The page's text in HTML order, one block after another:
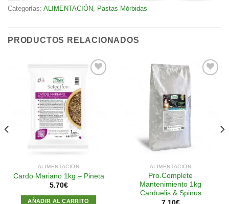
Categorías: ALIMENTACIÓN Pastas Mórbidas
PRODUCTOS RELACIONADOS
ALIMENTACIÓN
Cardo Mariano 1kg – Pineta
5.70€
AÑADIR AL CARRITO
ALIMENTACIÓN
Pro.Complete
Mantenimiento 1kg
Carduelis & Spinus